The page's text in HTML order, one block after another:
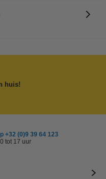
huis!
+32 (0)9 39 64 123
tot 17 uur